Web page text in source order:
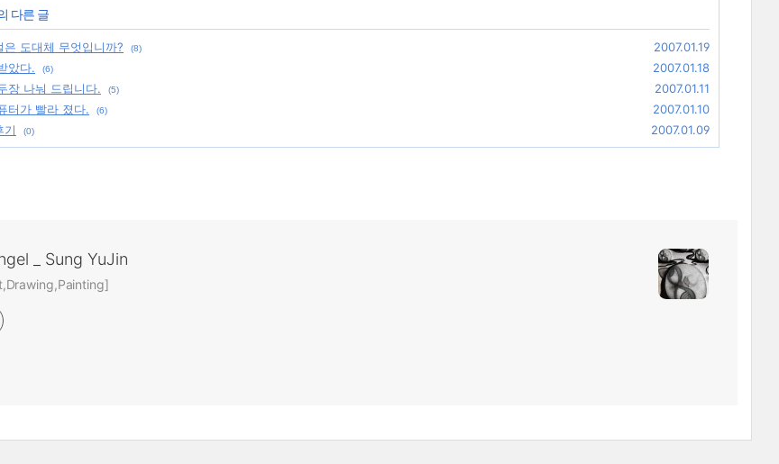
다른 글
은 도대체 무엇입니까? (8)
2007.01.19
았다.
(6)
2007.01.18
장 나눠 드립니다.
(5)
2007.01.11
터가 빨라 졌다.
(6)
2007.01.10
기
(0) 2007.01.09
_ Sung YuJin